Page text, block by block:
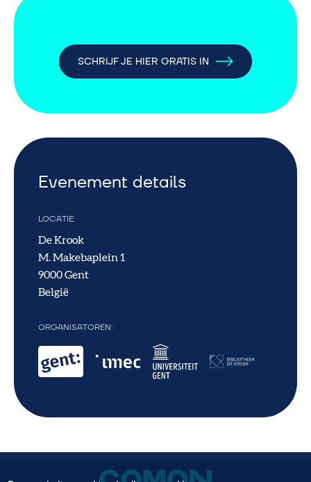
SCHRIJF JE HIER GRATIS IN
Evenement details
LOCATIE
De Krook
M. Makebaplein 1
9000 Gent
België
ORGANISATOREN